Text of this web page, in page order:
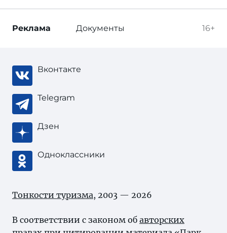
16+
Реклама Документы
Вконтакте
Telegram
Дзен
Одноклассники
Тонкости туризма, 2003 — 2026
В соответствии с законом об авторских